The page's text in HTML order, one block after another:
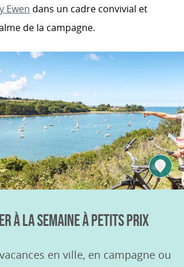
Ewen dans un cadre convivial et
de la campagne.
À LA SEMAINE À PETITS PRIX
en ville, en campagne ou